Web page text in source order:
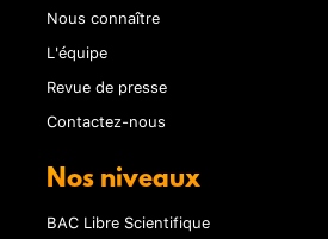
Nous connaître
L'équipe
Revue de presse
Contactez-nous
Nos niveaux
BAC Libre Scientifique